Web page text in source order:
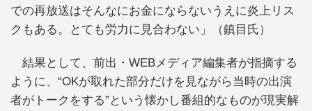
での再放送はそんなにお金にならないうえに炎上リス
クもある。とても労力に見合わない」（鎮目氏）
結果として、前出・WEBメディア編集者が指摘する
ように、“OKが取れた部分だけを見ながら当時の出演
者がトークをする”という懐かし番組的なものが現実解